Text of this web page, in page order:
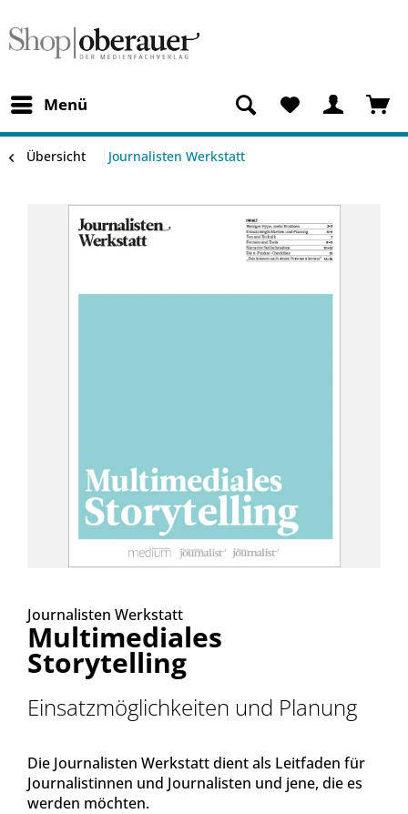
Menü
Übersicht Journalisten Werkstatt
Journalisten Werkstatt
Multimediales
Storytelling
Einsatzmöglichkeiten und Planung
Die Journalisten Werkstatt dient als Leitfaden für
Journalistinnen und Journalisten und jene, die es
werden möchten.